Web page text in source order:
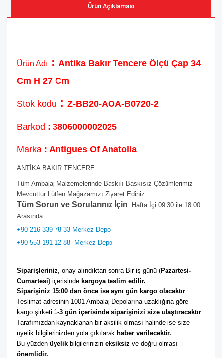
Ürün Açıklaması
Ürün Adı : Antika Bakır Tencere Ölçü Çap 34
Cm H 27 Cm
Stok kodu : Z-BB20-AOA-B0720-2
Barkod : 3806000002025
Marka : Antigues Of Anatolia
ANTİKA BAKIR TENCERE
Tüm Ambalaj Malzemelerinde Baskılı Baskısız Çözümlerimiz
Mevcuttur Lütfen Mağazamızı Ziyaret Ediniz
Tüm Sorun ve Sorularınız İçin Hafta İçi 09:30 ile 18:00
Arasında
+90 216 339 78 33 Merkez Depo
+90 553 191 12 88 Merkez Depo
Siparişleriniz , onay alındıktan sonra Bir iş günü (Pazartesi-
Cumartesi) içerisinde kargoya teslim edilir.
Siparişiniz 15:00 dan önce ise aynı gün kargo olacaktır
Teslimat adresinin 1001 Ambalaj Depolarına uzaklığına göre
kargo şirketi 1-3 gün içerisinde siparişinizi size ulaştıracaktır
Tarafımızdan kaynaklanan bir aksilik olması halinde ise size
üyelik bilgilerinizden yola çıkılarak haber verilecektir.
Bu yüzden üyelik bilgilerinizin eksiksiz
önemlidir.